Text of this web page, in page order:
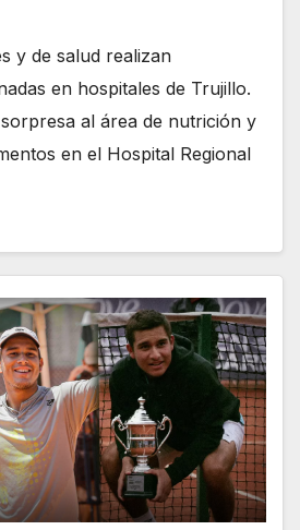
y de salud realizan
en hospitales de Trujillo.
al área de nutrición y
en el Hospital Regional